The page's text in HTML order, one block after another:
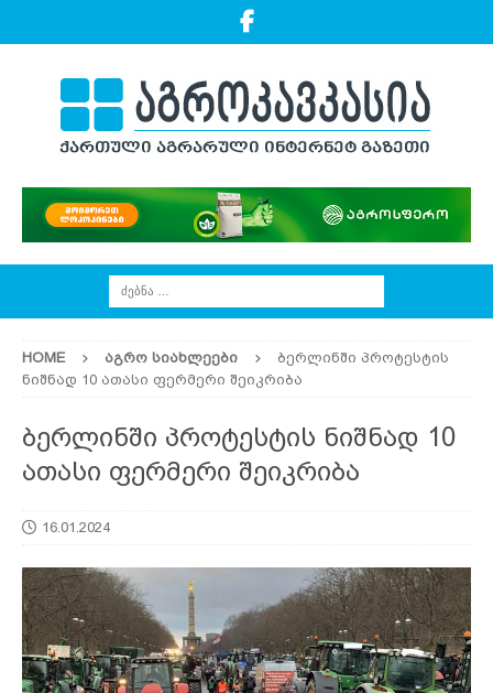
HOME ᲐᲒᲠᲝ ᲡᲘᲐᲮᲚᲔᲔᲑᲘ
ბერლინში პროტესტის
ნიშნად 10 ათასი ფერმერი შეიკრიბა
ბერლინში პროტესტის ნიშნად 10
ათასი ფერმერი შეიკრიბა
16.01.2024